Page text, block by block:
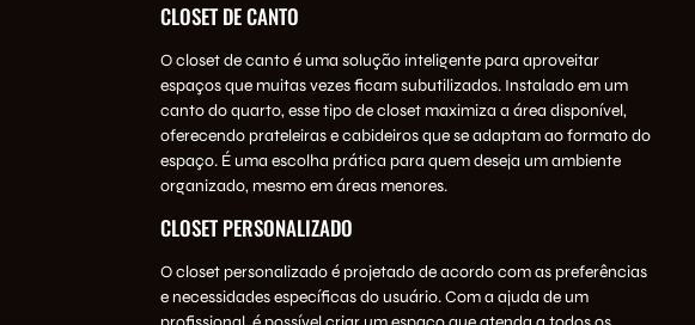
CLOSET DE CANTO
O closet de canto é uma solução inteligente para aproveitar
espaços que muitas vezes ficam subutilizados. Instalado em um
canto do quarto, esse tipo de closet maximiza a área disponível,
oferecendo prateleiras e cabideiros que se adaptam ao formato do
espaço. É uma escolha prática para quem deseja um ambiente
organizado, mesmo em áreas menores.
CLOSET PERSONALIZADO
O closet personalizado é projetado de acordo com as preferências
e necessidades específicas do usuário. Com a ajuda de um